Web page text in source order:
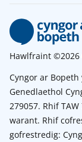
Hawlfraint ©2026
Cyngor ar
Genedlaethol
279057. Rhif
warant. Rhif
gofrestredig: